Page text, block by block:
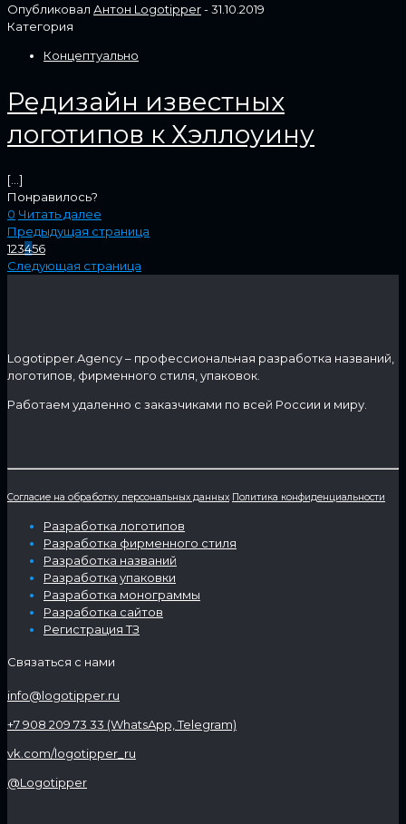
Опубликовал Антон Logotipper-31.10.2019
Категория
Концептуально
Редизайн известных
логотипов к Хэллоуину
[…]
Понравилось?
0 Читать далее
Предыдущая страница
123456
Следующая страница
Logotipper.Agency – профессиональная разработка названий,
логотипов, фирменного стиля, упаковок.
Работаем удаленно с заказчиками по всей России и миру.
Согласие на обработку персональных данных Политика конфиденциальности
Разработка логотипов
Разработка фирменного стиля
Разработка названий
Разработка упаковки
Разработка монограммы
Разработка сайтов
Регистрация ТЗ
Связаться с нами
info@logotipper.ru
+7 908 209 73 33 (WhatsApp, Telegram)
vk.com/logotipper_ru
@Logotipper